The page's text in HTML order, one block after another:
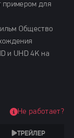
примером для
Общество
и UHD 4K на
ТРЕЙЛЕР
Не работает?